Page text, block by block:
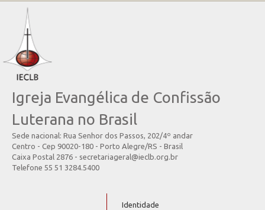
Igreja Evangélica de Confissão
Luterana no Brasil
Sede nacional: Rua Senhor dos Passos, 202/4º andar
Centro - Cep 90020-180 - Porto Alegre/RS - Brasil
Caixa Postal 2876 - secretariageral@ieclb.org.br
Telefone 55 51 3284.5400
Identidade